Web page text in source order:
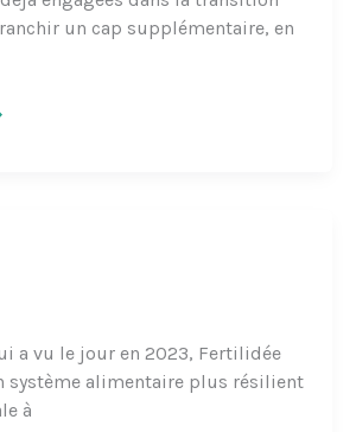
un cap supplémentaire, en
a vu le jour en 2023, Fertilidée
système alimentaire plus résilient
à